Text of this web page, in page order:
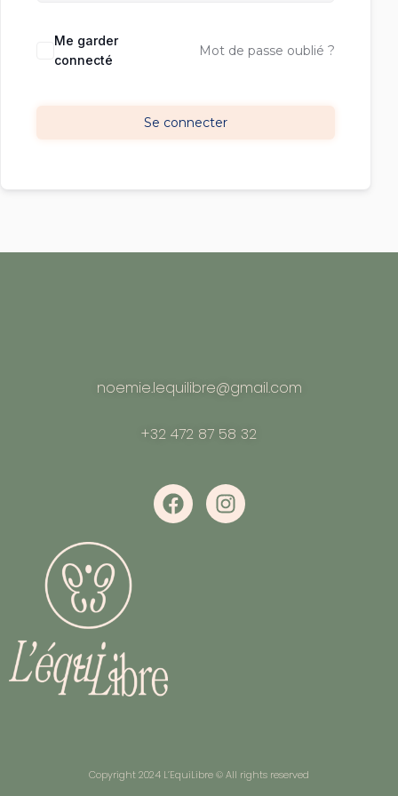
Me garder
connecté
Mot de passe oublié ?
Se connecter
noemie.lequilibre@gmail.com
+32 472 87 58 32
Copyright 2024 L’EquiLibre © All rights reserved